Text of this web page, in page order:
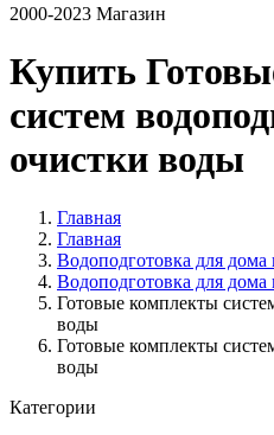
2000-2023 Магазин
Купить
систем
очистки воды
Главная
Главная
Водоподготовка для дома
Водоподготовка для дома
Готовые комплекты
воды
Готовые комплекты
воды
Категории